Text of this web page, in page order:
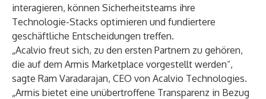
interagieren, können Sicherheitsteams ihre
Technologie-Stacks optimieren und fundiertere
geschäftliche Entscheidungen treffen.
„Acalvio freut sich, zu den ersten Partnern zu gehören,
die auf dem Armis Marketplace vorgestellt werden“,
sagte Ram Varadarajan, CEO von Acalvio Technologies.
„Armis bietet eine unübertroffene Transparenz in Bezug